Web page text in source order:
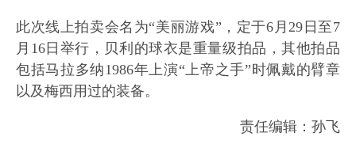
此次线上拍卖会名为“美丽游戏”，定于6月29日至7
月16日举行，贝利的球衣是重量级拍品，其他拍品
包括马拉多纳1986年上演“上帝之手”时佩戴的臂章
以及梅西用过的装备。
责任编辑：孙飞